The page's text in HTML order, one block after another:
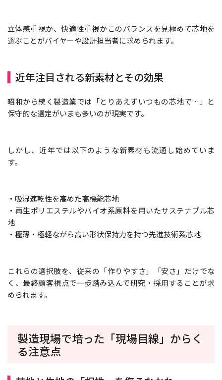
立体感重視か、快適性重視か――このバランスを見極めて芯地を
選ぶことがバイヤーや設計担当者に求められます。
近年注目される新素材とその効果
昭和から続く製造業では「とりあえずいつもの芯地で…」と
保守的な選定がいまも多いのが現実です。
しかし、近年では以下のような新素材も流通し始めていま
す。
・吸湿速乾性を高めた高機能芯地
・再生ポリエステルやバイオ系原料を用いたサステナブル芯
地
・極薄・極軽ながら高い形状保持力を持つ先進技術系芯地
これらの選択肢を、従来の「作りやすさ」「安さ」だけでな
く、最終顧客視点で一歩踏み込んで研究・採用することが求
められます。
製造現場で培った「現場目線」からく
る注意点